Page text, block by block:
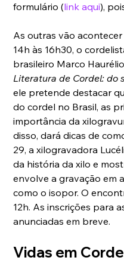
formulário (link aqui),
As outras vão
14h às 16h30, o
brasileiro Marco
Literatura de Cordel: do
ele pretende destacar
do cordel no Brasil, as
importância da
disso, dará dicas de
29, a xilogravadora
da história da xilo e
envolve a gravação em
como o isopor. O
12h. As inscrições para
anunciadas em breve.
Vidas em